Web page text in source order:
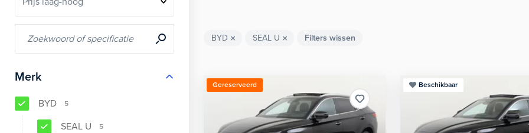
Merk
BYD 5
SEAL U 5
BYD SEAL U Filters wissen
Gereserveerd Beschikbaar